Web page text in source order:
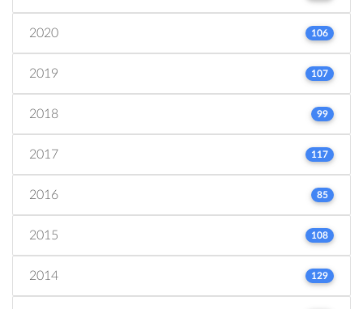
2020 106
2019 107
2018 99
2017 117
2016 85
2015 108
2014 129